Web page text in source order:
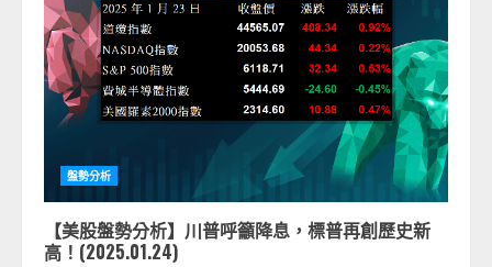
盤勢分析
【美股盤勢分析】川普呼籲降息，標普再創歷史新
高！(2025.01.24)